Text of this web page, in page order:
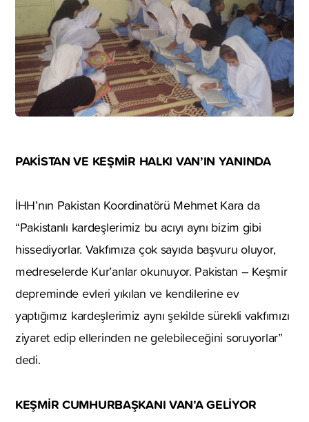
PAKİSTAN VE KEŞMİR HALKI VAN’IN YANINDA
İHH’nın Pakistan Koordinatörü Mehmet Kara da
“Pakistanlı kardeşlerimiz bu acıyı aynı bizim gibi
hissediyorlar. Vakfımıza çok sayıda başvuru oluyor,
medreselerde Kur’anlar okunuyor. Pakistan – Keşmir
depreminde evleri yıkılan ve kendilerine ev
yaptığımız kardeşlerimiz aynı şekilde sürekli vakfımızı
ziyaret edip ellerinden ne gelebileceğini soruyorlar”
dedi.
KEŞMİR CUMHURBAŞKANI VAN’A GELİYOR